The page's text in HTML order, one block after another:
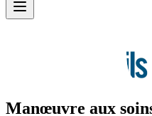
Manœuvre aux